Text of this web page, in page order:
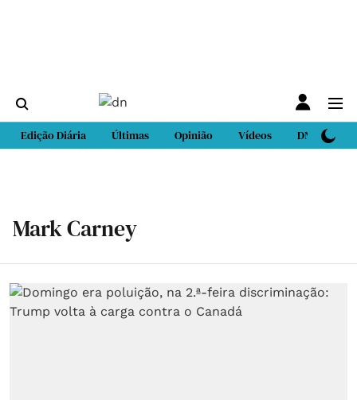
Edição Diária Últimas Opinião Vídeos DN Sport
Mark Carney